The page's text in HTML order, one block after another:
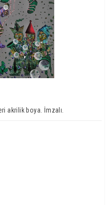
akrilik boya. İmzalı.